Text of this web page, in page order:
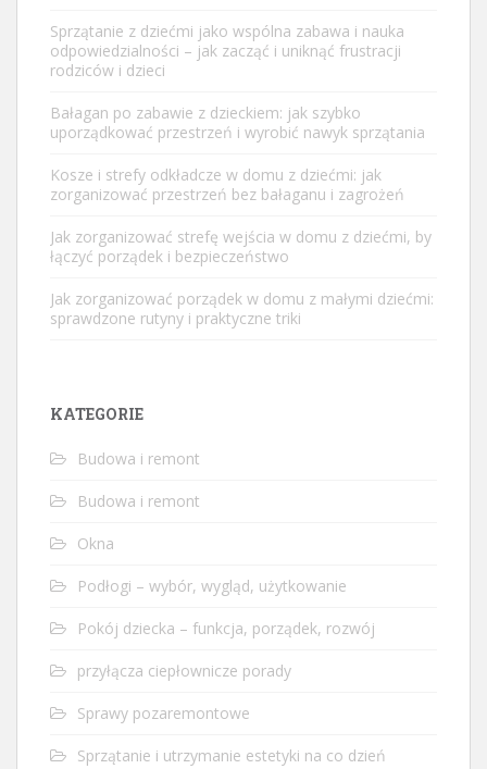
Sprzątanie z dziećmi jako wspólna zabawa i nauka
odpowiedzialności – jak zacząć i uniknąć frustracji
rodziców i dzieci
Bałagan po zabawie z dzieckiem: jak szybko
uporządkować przestrzeń i wyrobić nawyk sprzątania
Kosze i strefy odkładcze w domu z dziećmi: jak
zorganizować przestrzeń bez bałaganu i zagrożeń
Jak zorganizować strefę wejścia w domu z dziećmi, by
łączyć porządek i bezpieczeństwo
Jak zorganizować porządek w domu z małymi dziećmi:
sprawdzone rutyny i praktyczne triki
KATEGORIE
Budowa i remont
Budowa i remont
Okna
Podłogi – wybór, wygląd, użytkowanie
Pokój dziecka – funkcja, porządek, rozwój
przyłącza ciepłownicze porady
Sprawy pozaremontowe
Sprzątanie i utrzymanie estetyki na co dzień